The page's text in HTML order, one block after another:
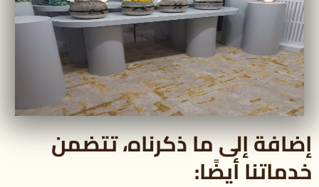
إضافة إلى ما ذكرناه، تتضمن
خدماتنا أيضًا: